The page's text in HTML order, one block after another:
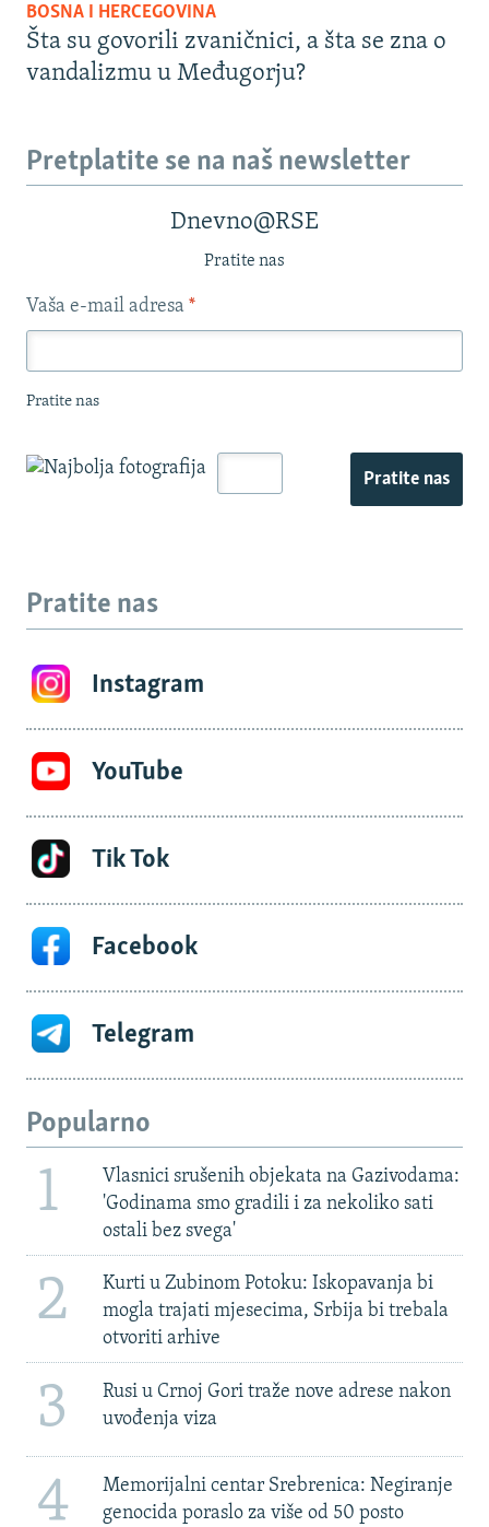
BOSNA I HERCEGOVINA
Šta su govorili zvaničnici, a šta se zna o
vandalizmu u Međugorju?
Pretplatite se na naš newsletter
Dnevno@RSE
Pratite nas
Vaša e-mail adresa *
Pratite nas
Pratite nas
Pratite nas
Instagram
YouTube
Tik Tok
Facebook
Telegram
Popularno
1
Vlasnici srušenih objekata na Gazivodama:
'Godinama smo gradili i za nekoliko sati
ostali bez svega'
2
Kurti u Zubinom Potoku: Iskopavanja bi
mogla trajati mjesecima, Srbija bi trebala
otvoriti arhive
3
Rusi u Crnoj Gori traže nove adrese nakon
uvođenja viza
4
Memorijalni centar Srebrenica: Negiranje
genocida poraslo za više od 50 posto